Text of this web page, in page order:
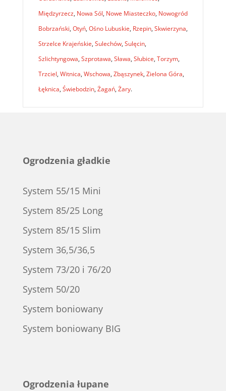
Międzyrzecz, Nowa Sól, Nowe Miasteczko, Nowogród
Bobrzański, Otyń, Ośno Lubuskie, Rzepin, Skwierzyna,
Strzelce Krajeńskie, Sulechów, Sulęcin,
Szlichtyngowa, Szprotawa, Sława, Słubice, Torzym,
Trzciel, Witnica, Wschowa, Zbąszynek, Zielona Góra,
Łęknica, Świebodzin, Żagań, Żary.
Ogrodzenia gładkie
System 55/15 Mini
System 85/25 Long
System 85/15 Slim
System 36,5/36,5
System 73/20 i 76/20
System 50/20
System boniowany
System boniowany BIG
Ogrodzenia łupane